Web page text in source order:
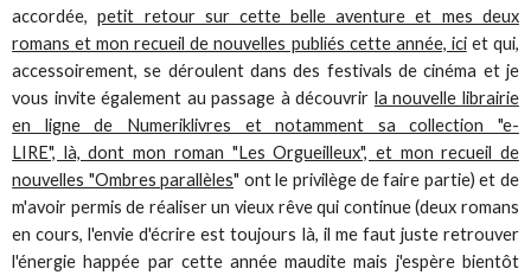
accordée,petit retour sur cette belle aventure et mes deux
romans et mon recueil de nouvelles publiés cette année, iciet qui,
accessoirement, se déroulent dans des festivals de cinéma et je
vous invite également au passage à découvrir la nouvelle librairie
en ligne de Numeriklivres et notamment sa collection "e-
LIRE", là, dont mon roman "Les Orgueilleux", et mon recueil de
nouvelles "Ombres parallèles" ont le privilège de faire partie) et de
m'avoir permis de réaliser un vieux rêve qui continue (deux romans
en cours, l'envie d'écrire est toujours là, il me faut juste retrouver
l'énergie happée par cette année maudite mais j'espère bientôt